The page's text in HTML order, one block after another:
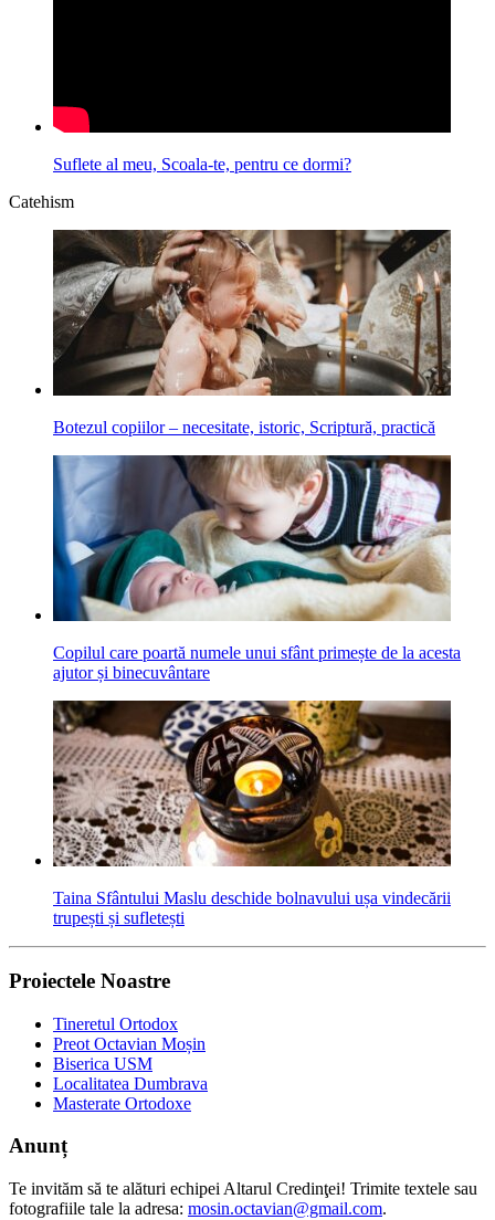
Suflete al meu, Scoala-te, pentru ce dormi?
Catehism
Botezul copiilor – necesitate, istoric, Scriptură, practică
Copilul care poartă numele unui sfânt primește de la acesta
ajutor și binecuvântare
Taina Sfântului Maslu deschide bolnavului ușa vindecării
trupești și sufletești
Proiectele Noastre
Tineretul Ortodox
Preot Octavian Moșin
Biserica USM
Localitatea Dumbrava
Masterate Ortodoxe
Anunț
Te invităm să te alături echipei Altarul Credinţei! Trimite textele sau
fotografiile tale la adresa: mosin.octavian@gmail.com.